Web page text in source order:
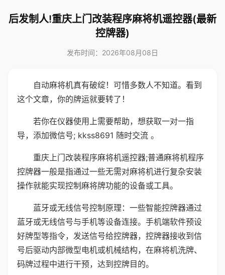
后发制人!重庆上门改装程序麻将机遥控器(最新
控牌器)
发布时间：2026年08月08日
自动麻将机真有破绽！可惜多数人不知道。看到
这个文章，你的牌运就要转了！
若你在仪器使用上需要帮助，想获取一对一指
导，添加微信号; kkss8691 随时交流 。
重庆上门改装程序麻将机遥控器;普通麻将机程序
控牌器一般是指通过一些无需对麻将机进行复杂安装
操作就能实现控制麻将牌功能的设备或工具。
蓝牙或无线信号控制原理：一些智能控牌器通过
蓝牙或无线信号与手机等设备连接。手机端软件预设
好牌型等指令，发送信号给控牌器，控牌器接收到信
号后驱动内部微型电机或机械结构，在麻将机洗牌、
码牌过程中进行干预，达到控牌目的。